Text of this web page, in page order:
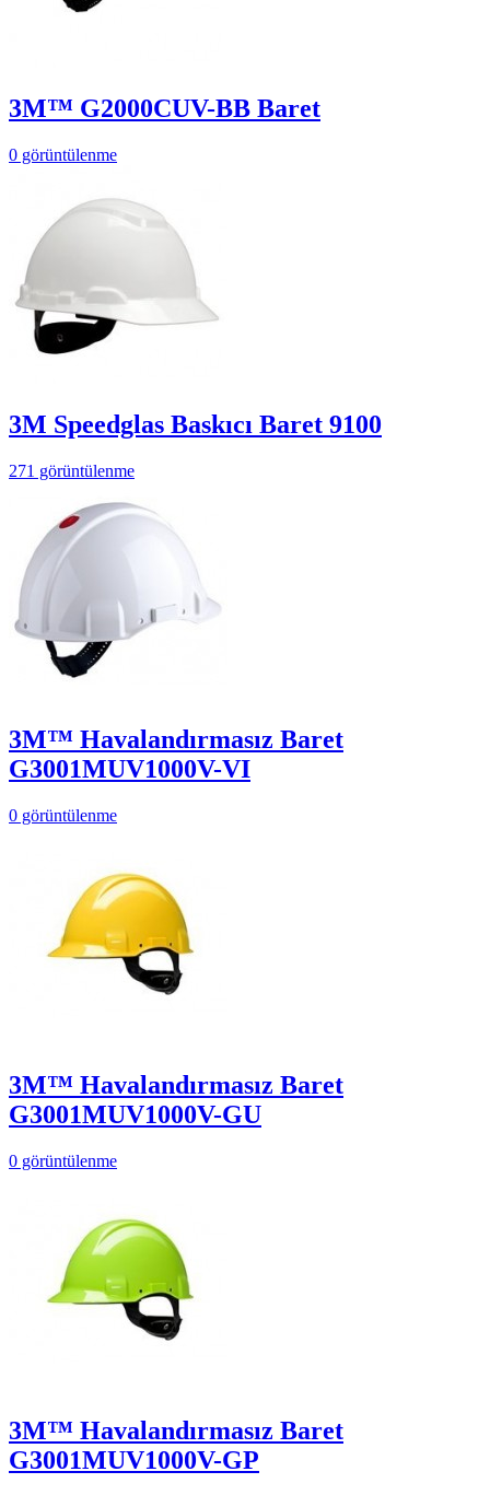
3M™ G2000CUV-BB Baret
0 görüntülenme
3M Speedglas Baskıcı Baret 9100
271 görüntülenme
3M™ Havalandırmasız Baret
G3001MUV1000V-VI
0 görüntülenme
3M™ Havalandırmasız Baret
G3001MUV1000V-GU
0 görüntülenme
3M™ Havalandırmasız Baret
G3001MUV1000V-GP